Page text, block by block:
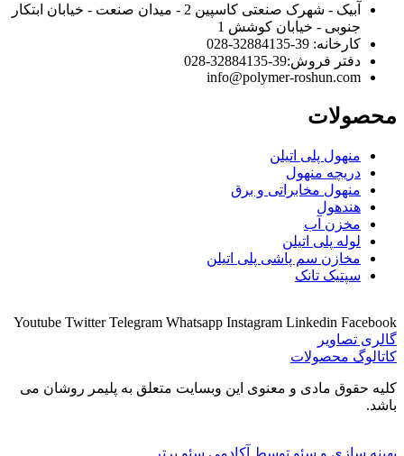
آبیک - شهرک صنعتی کاسپین 2 - میدان صنعت - خیابان ابتکار
جنوبی - خیابان کوشش 1
کارخانه: 39-32884135-028
دفتر فروش:‌39-32884135-028
info@polymer-roshun.com
محصولات
منهول پلی اتیلن
دریچه منهول
منهول مخابراتی و برق
هندهول
مخزن آب
لوله پلی اتیلن
مخازن سم پاشی پلی اتیلن
سپتیک تانک
Youtube Twitter Telegram Whatsapp Instagram Linkedin Facebook
گالری تصاویر
کاتالوگ محصولات
کلیه حقوق مادی و معنوی این وبسایت متعلق به پلیمر روشان می
باشد.
بهینه سازی و سئو توسط آکادمی سئو برتر